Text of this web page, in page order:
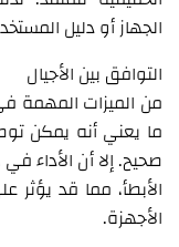
الجهاز أو دليل
التوافق بين الأجيال
ما يعني أنه يمكن
صحيح. إلا أن الأداء
الأبطأ، مما قد
الأجهزة.